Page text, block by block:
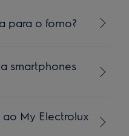
para o forno?
smartphones
My Electrolux